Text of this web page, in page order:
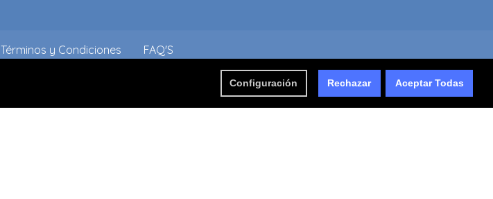
Configuración Rechazar Aceptar Todas
Términos y Condiciones FAQ'S